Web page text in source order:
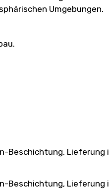
Umgebungen.
Beschichtung,
Beschichtung,